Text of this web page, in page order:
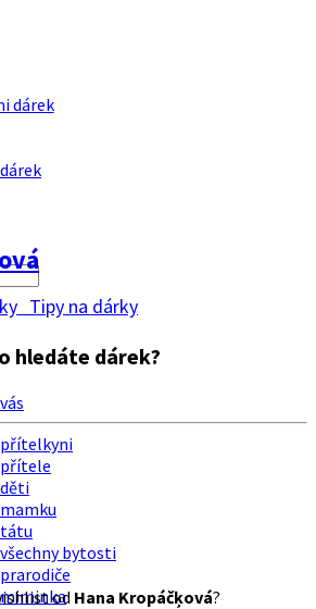
Tipy na dárky
hledáte dárek?
přítelkyni
bytosti
od Hana Kropáčķová?